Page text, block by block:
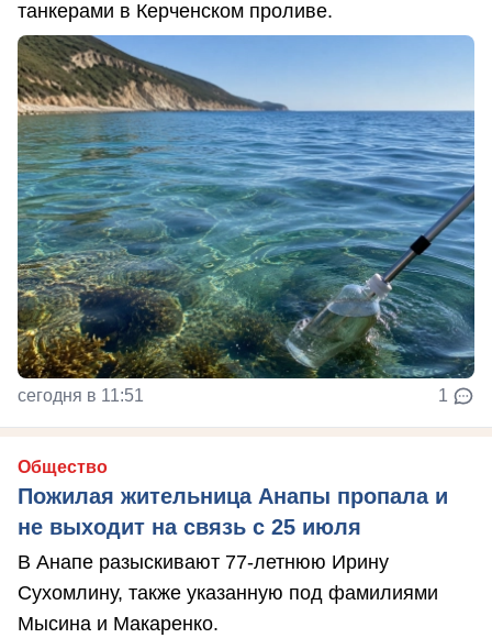
танкерами в Керченском проливе.
сегодня в 11:51 1
Общество
Пожилая жительница Анапы пропала и
не выходит на связь с 25 июля
В Анапе разыскивают 77-летнюю Ирину
Сухомлину, также указанную под фамилиями
Мысина и Макаренко.